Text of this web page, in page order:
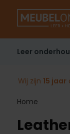
Leer
Wij zijn 15 jaar
Home